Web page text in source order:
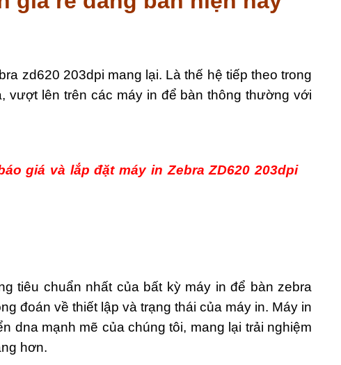
zd620 203dpi mang lại. Là thế hệ tiếp theo trong
vượt lên trên các máy in để bàn thông thường với
giá và lắp đặt máy in Zebra ZD620 203dpi
tiêu chuẩn nhất của bất kỳ máy in để bàn zebra
đoán về thiết lập và trạng thái của máy in. Máy in
dna mạnh mẽ của chúng tôi, mang lại trải nghiệm
hơn.